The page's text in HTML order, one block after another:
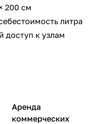
200 см
литра
доступ к узлам
Аренда
коммерческих